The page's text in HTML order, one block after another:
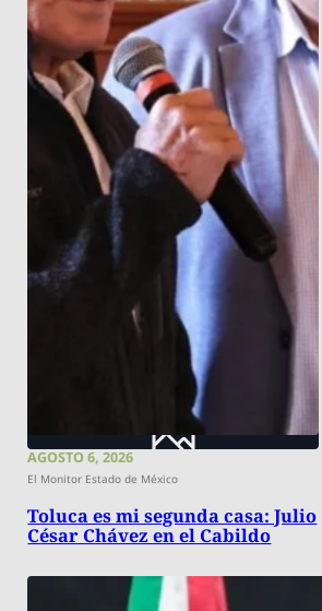
AGOSTO 6, 2026
El Monitor Estado de México
Toluca es mi segunda casa: Julio
César Chávez en el Cabildo